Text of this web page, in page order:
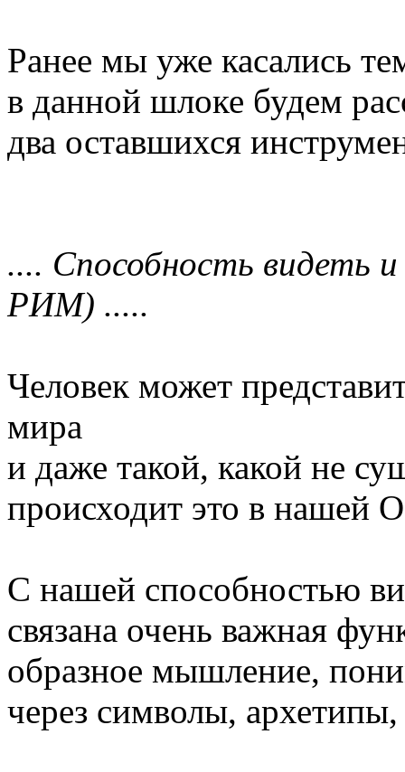
Ранее мы уже касались
в данной шлоке будем
два оставшихся
.... Способность видеть
РИМ) .....
Человек может
мира
и даже такой, какой не
происходит это в нашей
С нашей способностью
связана очень важная
образное мышление,
через символы,